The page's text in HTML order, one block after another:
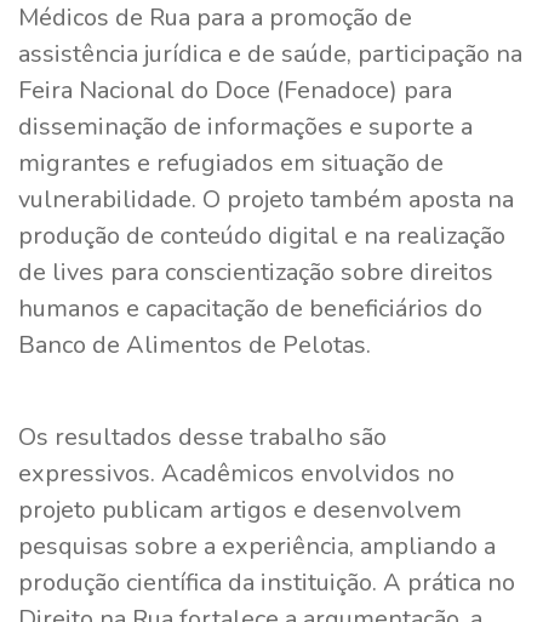
Médicos de Rua para a promoção de
assistência jurídica e de saúde, participação na
Feira Nacional do Doce (Fenadoce) para
disseminação de informações e suporte a
migrantes e refugiados em situação de
vulnerabilidade. O projeto também aposta na
produção de conteúdo digital e na realização
de lives para conscientização sobre direitos
humanos e capacitação de beneficiários do
Banco de Alimentos de Pelotas.
Os resultados desse trabalho são
expressivos. Acadêmicos envolvidos no
projeto publicam artigos e desenvolvem
pesquisas sobre a experiência, ampliando a
produção científica da instituição. A prática no